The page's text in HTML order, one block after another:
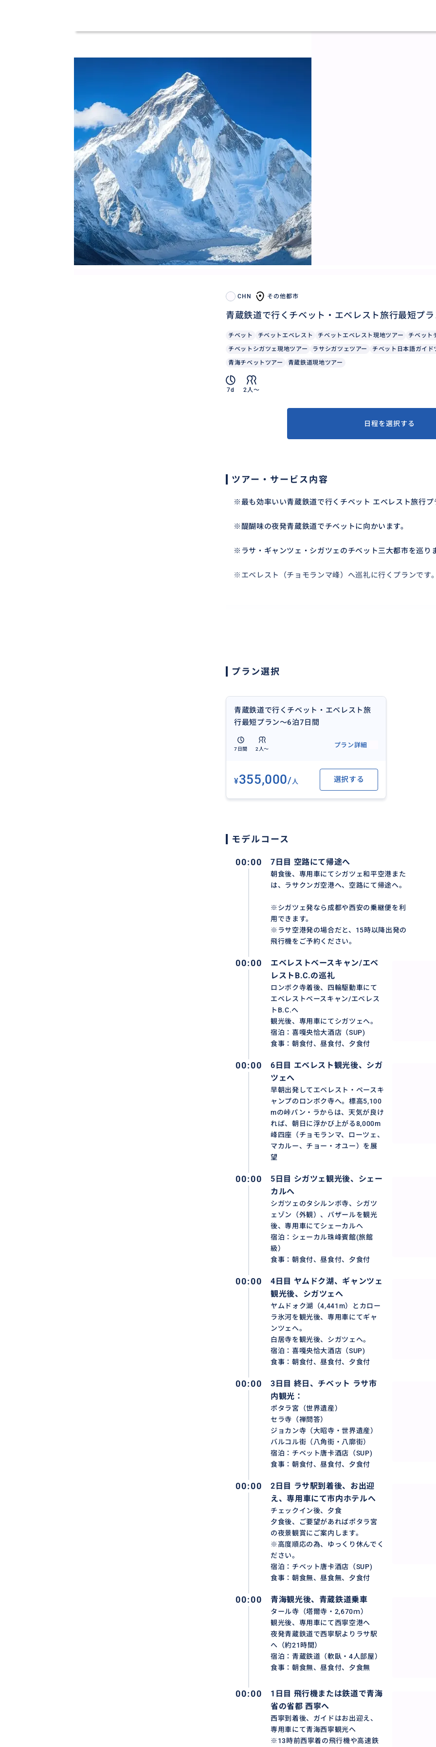
CHN その他都市
青蔵鉄道で行くチベット・エベレスト旅行最短プ
チベット チベットエベレスト チベットエベレスト現地ツアー
チベット
チベットシガツェ現地ツアー
ラサシガツェツアー チベット日本語ガイド
青海チベットツアー
青蔵鉄道現地ツアー
7d 2人〜
日程を選択する
ツアー・サービス内容
※最も効率いい青蔵鉄道で行くチベット エベレスト旅行プ
※醍醐味の夜発青蔵鉄道でチベットに向かいます。
※ラサ・ギャンツェ・シガツェのチベット三大都市を巡り
※エベレスト（チョモランマ峰）へ巡礼に行くプランです。
エベレストB.C.は、世界最高峰エベレスト/チョモランマ
す。周囲は雄大な雪山や氷河に囲まれ、壮観な自然景色を
チベット語で「トルコ石の湖」という意味を持つヤムドク
ルあり、琵琶湖よりやや小さくて光の具合によってきらき
湖です。ヤムドク湖は、ナムツォ湖とマナサロワール湖と
われて、チベット旅行の見逃さない観光名所です。
おすすめ
ポタラ宮（布達拉宮＆ぽたらきゅう）、中国 チベット ラ
高が3700ｍで、チベット仏教の最高位「ダライ・ラマ」
ての世界でも最大級の宮殿です。1994年に世界遺産に登
です。
プラン選択
青蔵鉄道で行くチベット・エベレスト旅
行最短プラン～6泊7日間
7日間 2人〜
プラン詳細
¥355,000/人 選択する
モデルコース
00:00 7日目 空路にて帰途へ
朝食後、専用車にてシガツェ和平空港また
は、ラサクンガ空港へ、空路にて帰途へ。
※シガツェ発なら成都や西安の乗継便を利
用できます。
※ラサ空港発の場合だと、15時以降出発の
飛行機をご予約ください。
00:00
エベレストベースキャン/エベ
レストB.C.の巡礼
ロンボク寺着後、四輪駆動車にて
エベレストベースキャン/エベレス
トB.C.へ
観光後、専用車にてシガツェへ。
宿泊：喜嘎央恰大酒店（SUP)
食事：朝食付、昼食付、夕食付
00:00
6日目 エベレスト観光後、シガ
ツェへ
早朝出発してエベレスト・ペースキ
ャンプのロンボク寺へ。標高5,100
mの峠パン・ラからは、天気が良け
れば、朝日に浮かび上がる8,000m
峰四座（チョモランマ、ローツェ、
マカルー、チョー・オユー）を展
望
00:00
5日目 シガツェ観光後、シェー
カルへ
シガツェのタシルンボ寺、シガツ
ェゾン（外観）、バザールを観光
後、専用車にてシェーカルへ
宿泊：シェーカル珠峰賓館(旅館
級）
食事：朝食付、昼食付、夕食付
00:00
4日目 ヤムドク湖、ギャンツェ
観光後、シガツェへ
ヤムドォク湖（4,441m）とカロー
ラ氷河を観光後、専用車にてギャ
ンツェへ。
白居寺を観光後、シガツェへ。
宿泊：喜嘎央恰大酒店（SUP)
食事：朝食付、昼食付、夕食付
00:00
3日目 終日、チベット ラサ市
内観光：
ポタラ宮（世界遺産）
セラ寺（禅問答）
ジョカン寺（大昭寺・世界遺産）
バルコル街（八角街・八廓街）
宿泊：チベット唐卡酒店（SUP)
食事：朝食付、昼食付、夕食付
00:00
2日目 ラサ駅到着後、お出迎
え、専用車にて市内ホテルへ
チェックイン後、夕食
夕食後、ご要望があればポタラ宮
の夜景観賞にご案内します。
※高度順応の為、ゆっくり休んでく
ださい。
宿泊：チベット唐卡酒店（SUP)
食事：朝食無、昼食無、夕食付
00:00 青海観光後、青蔵鉄道乗車
タール寺（塔爾寺・2,670ｍ）
観光後、専用車にて西寧空港へ
夜発青蔵鉄道で西寧駅よりラサ駅
へ（約21時間）
宿泊：青蔵鉄道（軟臥・4人部屋）
食事：朝食無、昼食付、夕食無
00:00
1日目 飛行機または鉄道で青海
省の省都 西寧へ
西寧到着後、ガイドはお出迎え、
専用車にて青海西寧観光へ
※13時前西寧着の飛行機や高速鉄